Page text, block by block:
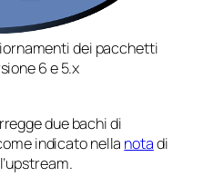
dei pacchetti
6 e 5.x
due bachi di
indicato nella notadi
upstream.